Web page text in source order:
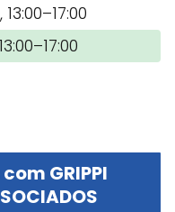
GRIPPI